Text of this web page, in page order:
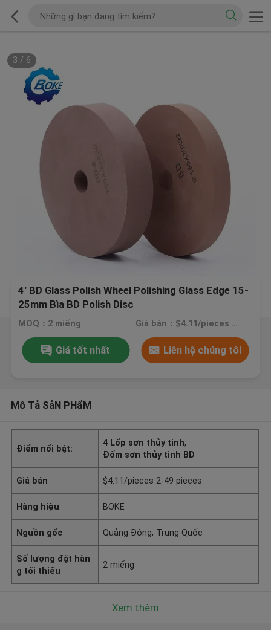
3 / 6
4' BD Glass Polish Wheel Polishing Glass Edge 15-
25mm Bìa BD Polish Disc
MOQ：2 miếng Giá bán：$4.11/pieces 2-49 pieces
Giá tốt nhất Liên hệ chúng tôi
Mô Tả SảN PHẩM
Điểm nổi bật:
4 Lốp sơn thủy tinh,
Đốm sơn thủy tinh BD
Giá bán $4.11/pieces 2-49 pieces
Hàng hiệu BOKE
Nguồn gốc Quảng Đông, Trung Quốc
Số lượng đặt hàn
g tối thiểu
2 miếng
Xem thêm